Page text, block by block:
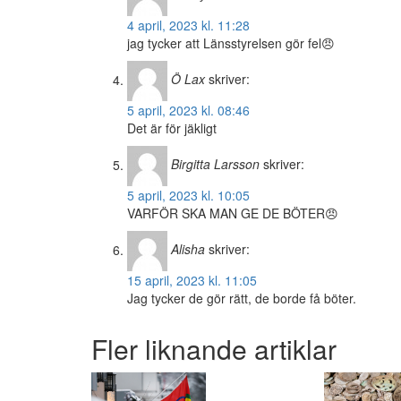
4 april, 2023 kl. 11:28
jag tycker att Länsstyrelsen gör fel😠
Ö Lax skriver:
5 april, 2023 kl. 08:46
Det är för jäkligt
Birgitta Larsson skriver:
5 april, 2023 kl. 10:05
VARFÖR SKA MAN GE DE BÖTER😠
Alisha skriver:
15 april, 2023 kl. 11:05
Jag tycker de gör rätt, de borde få böter.
Fler liknande artiklar